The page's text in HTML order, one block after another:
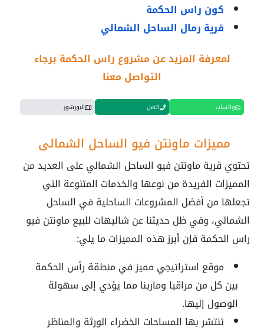
كون راس الحكمة
قرية رمال الساحل الشمالي
لمعرفة المزيد عن مشروع راس الحكمة برجاء
التواصل معنا
واتساب اتصل البورشور
مميزات ماونتن فيو الساحل الشمالي
تحتوي قرية ماونتن فيو الساحل الشمالي على العديد من
المميزات الفريدة من نوعها والخدمات المتنوعة التي
تجعلها من أفضل المشروعات الساحلية في الساحل
الشمالي، وفي ظل حديثنا عن شاليهات للبيع ماونتن فيو
راس الحكمة فإن أبرز هذه المميزات ما يلي:
موقع استراتيجي مميز في منطقة رأس الحكمة
بين كل من مراقيا ومارينا مما يؤدي إلى سهولة
الوصول إليها.
تنتشر بها المساحات الخضراء الورثة والمناظر